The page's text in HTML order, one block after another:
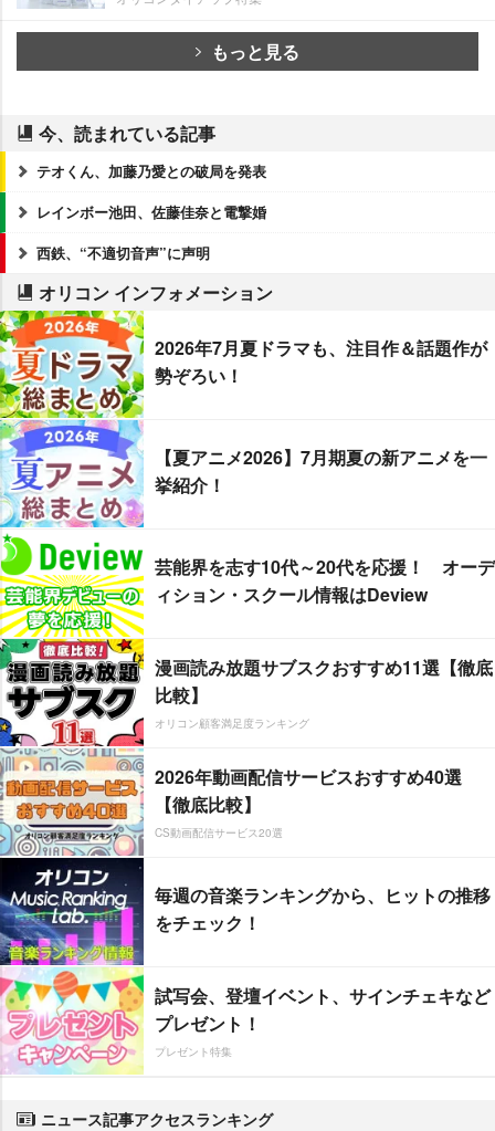
もっと見る
今、読まれている記事
テオくん、加藤乃愛との破局を発表
レインボー池田、佐藤佳奈と電撃婚
西鉄、“不適切音声”に声明
オリコン インフォメーション
2026年7月夏ドラマも、注目作＆話題作が
勢ぞろい！
【夏アニメ2026】7月期夏の新アニメを一
挙紹介！
芸能界を志す10代～20代を応援！ オーデ
ィション・スクール情報はDeview
漫画読み放題サブスクおすすめ11選【徹底
比較】
オリコン顧客満足度ランキング
2026年動画配信サービスおすすめ40選
【徹底比較】
CS動画配信サービス20選
毎週の音楽ランキングから、ヒットの推移
をチェック！
試写会、登壇イベント、サインチェキなど
プレゼント！
プレゼント特集
ニュース記事アクセスランキング